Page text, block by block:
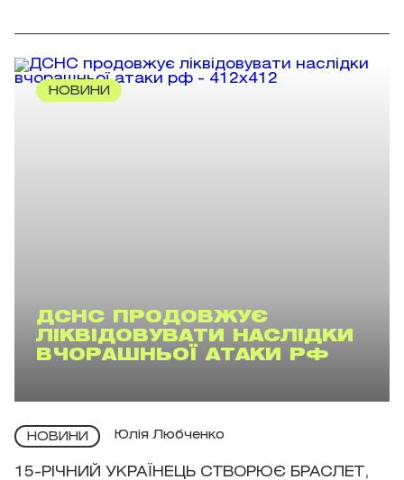
НОВИНИ
ДСНС ПРОДОВЖУЄ
ЛІКВІДОВУВАТИ НАСЛІДКИ
ВЧОРАШНЬОЇ АТАКИ РФ
НОВИНИ Юлія Любченко
15-РІЧНИЙ УКРАЇНЕЦЬ СТВОРЮЄ БРАСЛЕТ,